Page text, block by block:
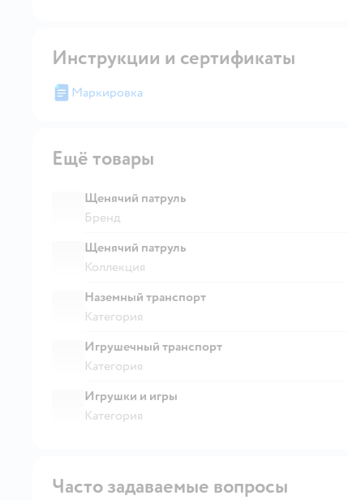
Инструкции и сертификаты
Маркировка
Ещё товары
Щенячий патруль
Бренд
Щенячий патруль
Коллекция
Наземный транспорт
Категория
Игрушечный транспорт
Категория
Игрушки и игры
Категория
Часто задаваемые вопросы